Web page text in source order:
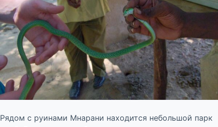
Рядом с руинами Мнарани находится небольшой парк